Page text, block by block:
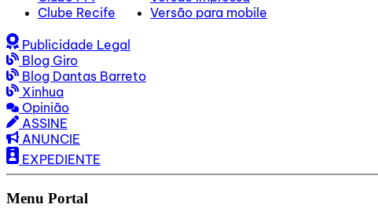
Clube Recife
Versão para mobile
Publicidade Legal
Blog Giro
Blog Dantas Barreto
Xinhua
Opinião
ASSINE
ANUNCIE
EXPEDIENTE
Menu Portal